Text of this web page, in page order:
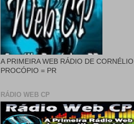
A PRIMEIRA WEB RÁDIO DE CORNÉLIO
PROCÓPIO = PR
RÁDIO WEB CP